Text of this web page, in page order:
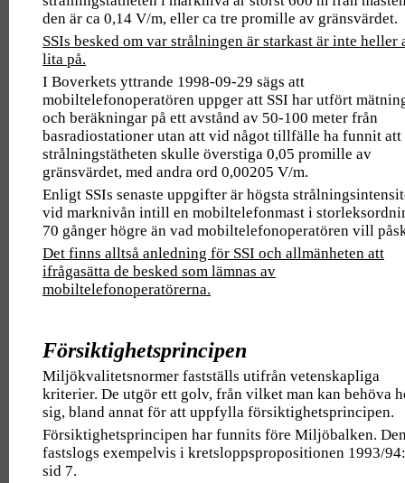
den är ca 0,14 V/m, eller ca tre promille av gränsvärdet.
SSIs besked om var strålningen är starkast är inte heller
lita på.
I Boverkets yttrande 1998-09-29 sägs att
mobiltelefonoperatören uppger att SSI har utfört
och beräkningar på ett avstånd av 50-100 meter från
basradiostationer utan att vid något tillfälle ha funnit att
strålningstätheten skulle överstiga 0,05 promille av
gränsvärdet, med andra ord 0,00205 V/m.
Enligt SSIs senaste uppgifter är högsta
vid marknivån intill en mobiltelefonmast i
70 gånger högre än vad mobiltelefonoperatören vill
Det finns alltså anledning för SSI och allmänheten att
ifrågasätta de besked som lämnas av
mobiltelefonoperatörerna.
Försiktighetsprincipen
Miljökvalitetsnormer fastställs utifrån vetenskapliga
kriterier. De utgör ett golv, från vilket man kan behöva
sig, bland annat för att uppfylla försiktighetsprincipen.
Försiktighetsprincipen har funnits före Miljöbalken.
fastslogs exempelvis i kretsloppspropositionen 1993/
sid 7.